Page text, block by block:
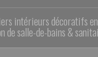
intérieurs décoratifs
de salle-de-bains &